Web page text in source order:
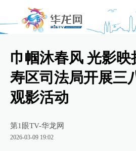
巾帼沐春风 光影
寿区司法局开展三
观影活动
第1眼TV-华龙网
2026-03-09 19:02